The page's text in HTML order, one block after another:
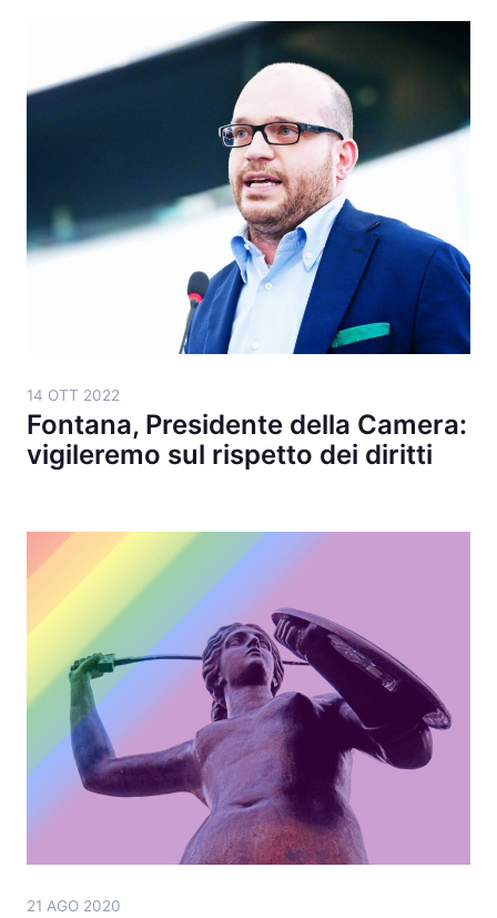
14 OTT 2022
Fontana, Presidente della Camera:
vigileremo sul rispetto dei diritti
21 AGO 2020